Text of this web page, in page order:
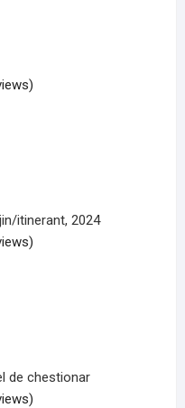
itinerant, 2024
de chestionar